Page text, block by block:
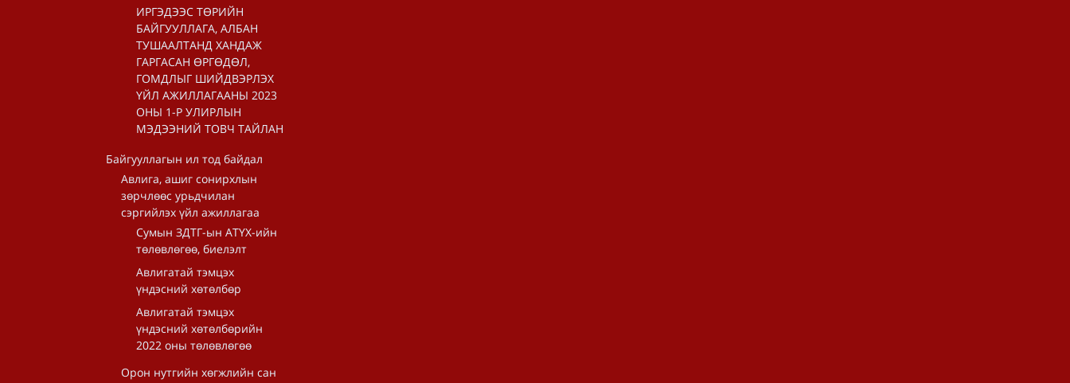
ИРГЭДЭЭС ТӨРИЙН
БАЙГУУЛЛАГА, АЛБАН
ТУШААЛТАНД ХАНДАЖ
ГАРГАСАН ӨРГӨДӨЛ,
ГОМДЛЫГ ШИЙДВЭРЛЭХ
ҮЙЛ АЖИЛЛАГААНЫ 2023
ОНЫ 1-Р УЛИРЛЫН
МЭДЭЭНИЙ ТОВЧ ТАЙЛАН
Байгууллагын ил тод байдал
Авлига, ашиг сонирхлын
зөрчлөөс урьдчилан
сэргийлэх үйл ажиллагаа
Сумын ЗДТГ-ын АТҮХ-ийн
төлөвлөгөө, биелэлт
Авлигатай тэмцэх
үндэсний хөтөлбөр
Авлигатай тэмцэх
үндэсний хөтөлбөрийн
2022 оны төлөвлөгөө
Орон нутгийн хөгжлийн сан